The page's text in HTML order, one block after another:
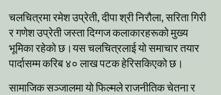
चलचित्रमा रमेश उप्रेती, दीपा श्री निरौला, सरिता गिरी
र गणेश उप्रेती जस्ता दिग्गज कलाकारहरूको मुख्य
भूमिका रहेको छ।यस चलचित्रलाई यो समाचार तयार
पार्दासम्म करिब ४० लाख पटक हेरिसकिएको छ।
सामाजिक सञ्जालमा यो फिल्मले राजनीतिक चेतना र